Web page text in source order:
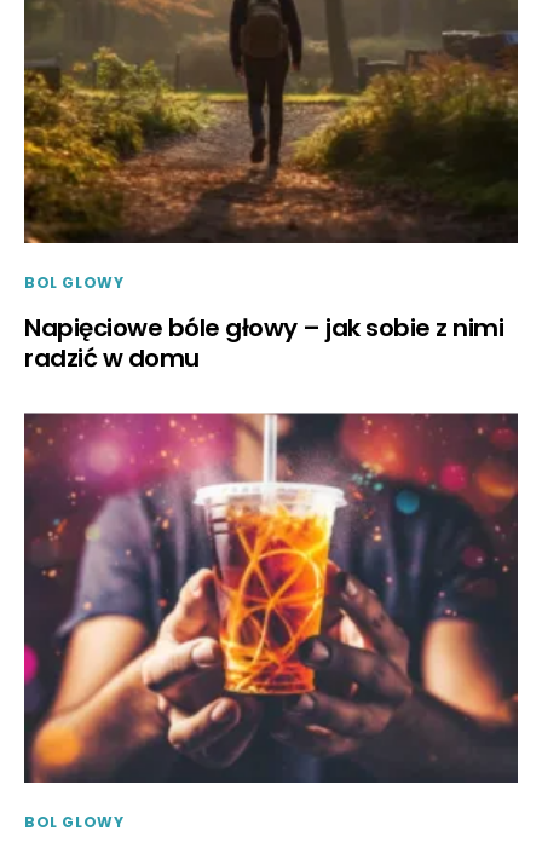
BOL GLOWY
Napięciowe bóle głowy – jak sobie z nimi
radzić w domu
BOL GLOWY